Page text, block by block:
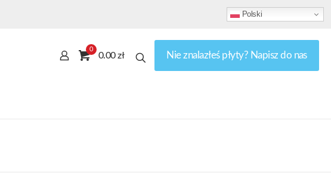
Polski
0
0.00 zł Nie znalazłeś płyty? Napisz do nas